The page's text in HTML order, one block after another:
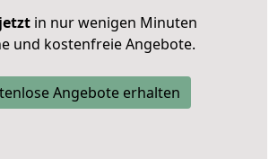
in nur wenigen Minuten
und kostenfreie Angebote.
Angebote erhalten